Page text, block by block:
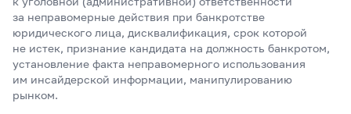
за неправомерные действия при банкротстве
юридического лица, дисквалификация, срок которой
не истек, признание кандидата на должность банкротом,
установление факта неправомерного использования
им инсайдерской информации, манипулированию
рынком.